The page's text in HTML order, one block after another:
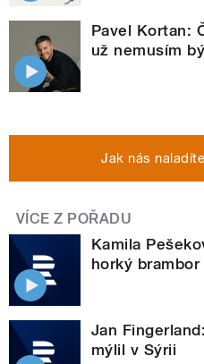
Pavel Kortan:
už nemusím
Jak nás
VÍCE Z POŘADU
Kamila
horký
Jan
mýlil v Sýrii